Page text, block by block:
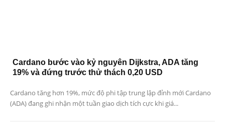
Cardano bước vào kỷ nguyên Dijkstra, ADA tăng
19% và đứng trước thử thách 0,20 USD
Cardano tăng hơn 19%, mức độ phi tập trung lập đỉnh mới Cardano
(ADA) đang ghi nhận một tuần giao dịch tích cực khi giá...